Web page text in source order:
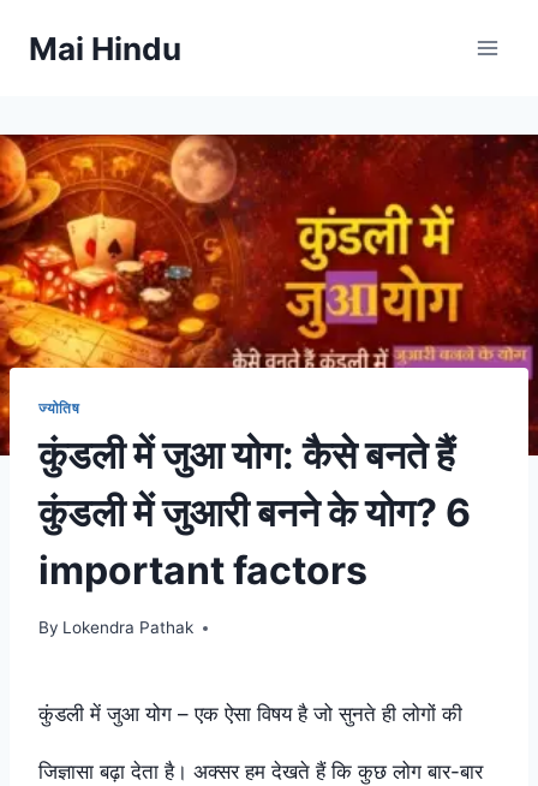
Mai Hindu
ज्योतिष
कुंडली में जुआ योग: कैसे बनते हैं
कुंडली में जुआरी बनने के योग? 6
important factors
By Lokendra Pathak
कुंडली में जुआ योग – एक ऐसा विषय है जो सुनते ही लोगों की
जिज्ञासा बढ़ा देता है। अक्सर हम देखते हैं कि कुछ लोग बार-बार